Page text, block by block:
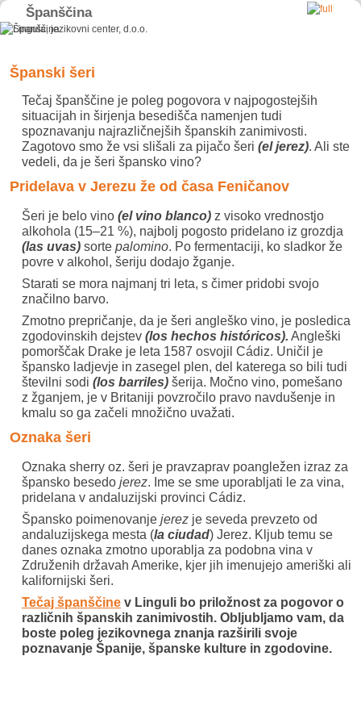
Španščina
Španski šeri
Tečaj španščine je poleg pogovora v najpogostejših
situacijah in širjenja besedišča namenjen tudi
spoznavanju najrazličnejših španskih zanimivosti.
Zagotovo smo že vsi slišali za pijačo šeri (el jerez). Ali ste
vedeli, da je šeri špansko vino?
Pridelava v Jerezu že od časa Feničanov
Šeri je belo vino (el vino blanco) z visoko vrednostjo
alkohola (15–21 %), najbolj pogosto pridelano iz grozdja
(las uvas) sorte palomino. Po fermentaciji, ko sladkor že
povre v alkohol, šeriju dodajo žganje.
Starati se mora najmanj tri leta, s čimer pridobi svojo
značilno barvo.
Zmotno prepričanje, da je šeri angleško vino, je posledica
zgodovinskih dejstev (los hechos históricos). Angleški
pomorščak Drake je leta 1587 osvojil Cádiz. Uničil je
špansko ladjevje in zasegel plen, del katerega so bili tudi
številni sodi (los barriles) šerija. Močno vino, pomešano
z žganjem, je v Britaniji povzročilo pravo navdušenje in
kmalu so ga začeli množično uvažati.
Oznaka šeri
Oznaka sherry oz. šeri je pravzaprav poangležen izraz za
špansko besedo jerez. Ime se sme uporabljati le za vina,
pridelana v andaluzijski provinci Cádiz.
Špansko poimenovanje jerez je seveda prevzeto od
andaluzijskega mesta (la ciudad) Jerez. Kljub temu se
danes oznaka zmotno uporablja za podobna vina v
Združenih državah Amerike, kjer jih imenujejo ameriški ali
kalifornijski šeri.
Tečaj španščine v Linguli bo priložnost za pogovor o
različnih španskih zanimivostih. Obljubljamo vam, da
boste poleg jezikovnega znanja razširili svoje
poznavanje Španije, španske kulture in zgodovine.